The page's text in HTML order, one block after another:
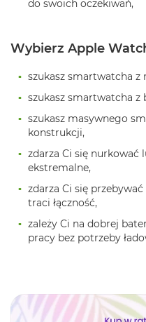
P
w
a
a
M
a
c
B
o
k
i
r
o
c
do swoich oczekiwań,
Wybierz Apple
szukasz smartwatcha
szukasz smartwatcha z
szukasz masywnego
konstrukcji,
zdarza Ci się nurkować
ekstremalne,
zdarza Ci się
traci łączność,
zależy Ci na dobrej
pracy bez potrzeby